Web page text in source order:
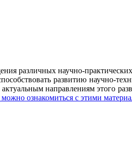
различных научно-
развитию научно-
направлениям этого
можно ознакомиться с этими